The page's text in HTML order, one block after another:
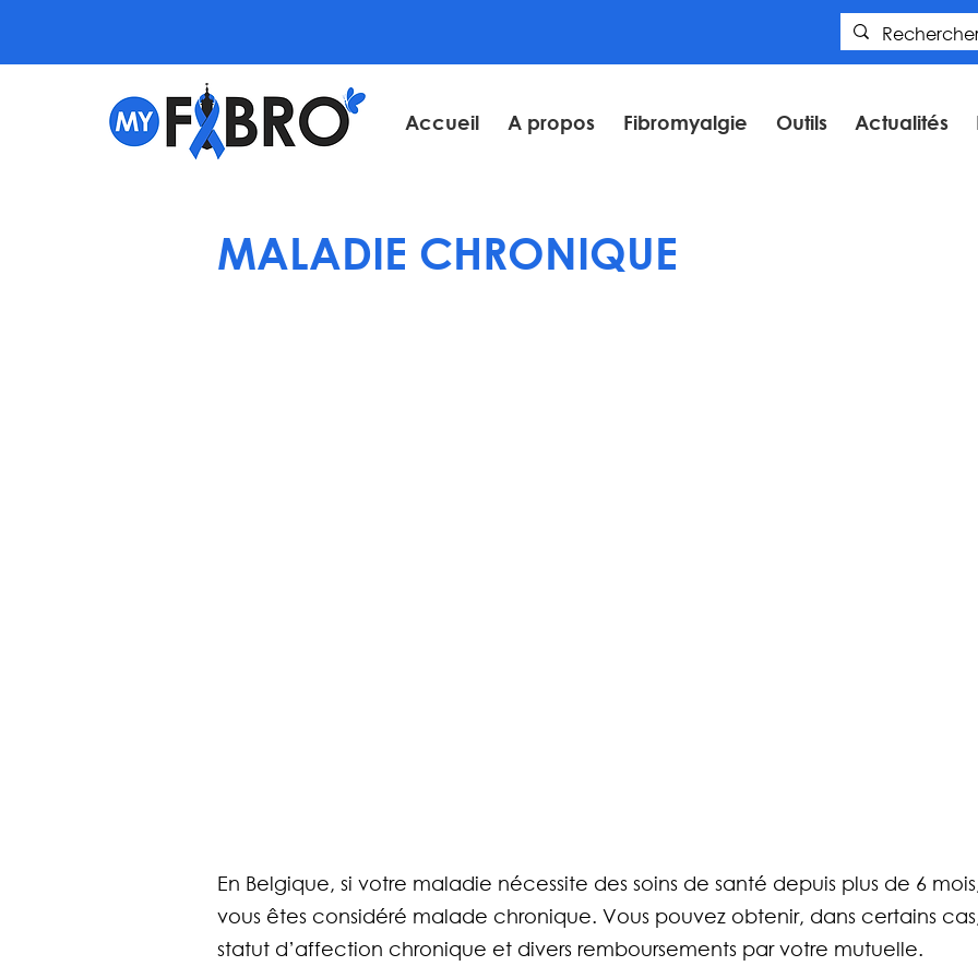
Accueil A propos Fibromyalgie Outils Actualités
MALADIE CHRONIQUE
En Belgique, si votre maladie nécessite des soins de santé depuis plus de 6
vous êtes considéré malade chronique. Vous pouvez obtenir, dans certains
statut d’affection chronique et divers remboursements par votre mutuelle.